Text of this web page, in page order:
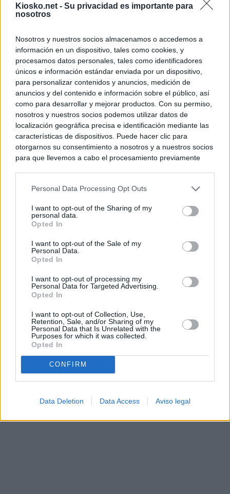
Kiosko.net - Su privacidad es importante para
nosotros
Nosotros y nuestros socios almacenamos o accedemos a
información en un dispositivo, tales como cookies, y
procesamos datos personales, tales como identificadores
únicos e información estándar enviada por un dispositivo,
para personalizar contenidos y anuncios, medición de
anuncios y del contenido e información sobre el público, así
como para desarrollar y mejorar productos. Con su permiso,
nosotros y nuestros socios podemos utilizar datos de
localización geográfica precisa e identificación mediante las
características de dispositivos. Puede hacer clic para
otorgarnos su consentimiento a nosotros y a nuestros socios
para que llevemos a cabo el procesamiento previamente
negar su consentimiento. Tenga en cuenta que algún
de su consentimiento, pero usted tiene el derecho de
rechazar tal procesamiento. Sus preferencias se aplicarán
cualquier momento entrando de nuevo en este sitio web o
visitando nuestra política de privacidad.
Personal Data Processing Opt Outs
I want to opt-out of the Sharing of my
personal data.
Opted In
I want to opt-out of the Sale of my
Personal Data.
Opted In
I want to opt-out of processing my
Personal Data for Targeted Advertising.
Opted In
I want to opt-out of Collection, Use,
Retention, Sale, and/or Sharing of my
Personal Data that Is Unrelated with the
Purposes for which it was collected.
Opted In
CONFIRM
Data Deletion Data Access Aviso legal